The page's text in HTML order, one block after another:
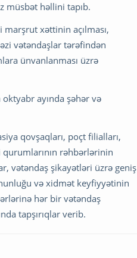
müsbət həllini tapıb.
xəttinin açılması,
vətəndaşlar tərəfindən
ünvanlanması üzrə
ayında şəhər və
qovşaqları, poçt filialları,
rəhbərlərinin
vətəndaş şikayətləri üzrə geniş
və xidmət keyfiyyətinin
hər bir vətəndaş
tapşırıqlar verib.